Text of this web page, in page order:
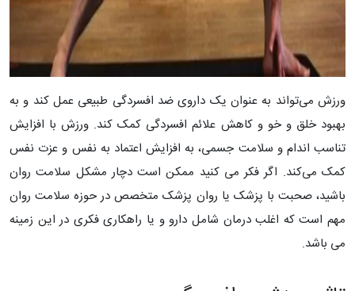
ورزش می‌تواند به عنوان یک داروی ضد افسردگی طبیعی عمل کند و به
بهبود خلق و خو و کاهش علائم افسردگی کمک کند. ورزش با افزایش
تناسب اندام و سلامت جسمی، به افزایش اعتماد به نفس و عزت نفس
کمک می‌کند. اگر فکر می کنید ممکن است دچار مشکل سلامت روان
باشید، صحبت با پزشک یا روان پزشک متخصص در حوزه سلامت روان
مهم است که اغلب درمان شامل دارو و یا راهکاری فکری در این زمینه
می باشد.